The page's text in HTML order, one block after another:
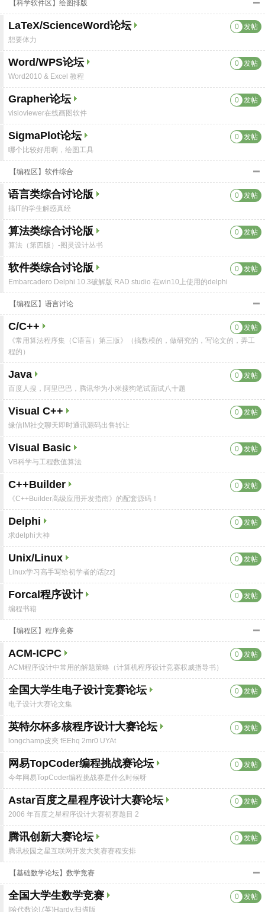
【科学软件区】绘图排版
LaTeX/ScienceWord论坛 发帖
0
想要体力
Word/WPS论坛 发帖
0
Word2010 & Excel 教程
Grapher论坛 发帖
0
visioviewer在线画图软件
SigmaPlot论坛 发帖
0
哪个比较好用啊，绘图工具
【编程区】软件综合
语言类综合讨论版 发帖
0
搞IT的学生解惑真经
算法类综合讨论版 发帖
0
算法（第四版）-图灵设计丛书
软件类综合讨论版 发帖
0
Embarcadero Delphi 10.3破解版 RAD studio 在win10上使用的delphi
【编程区】语言讨论
C/C++ 发帖
0
《常用算法程序集（C语言）第三版》（搞数模的，做研究的，写论文的，弄工
程的）
Java 发帖
0
百度人搜，阿里巴巴，腾讯华为小米搜狗笔试面试八十题
Visual C++ 发帖
0
缘信IM社交聊天即时通讯源码出售转让
Visual Basic 发帖
0
VB科学与工程数值算法
C++Builder 发帖
0
《C++Builder高级应用开发指南》的配套源码！
Delphi 发帖
0
求delphi大神
Unix/Linux 发帖
0
Linux学习高手写给初学者的话[zz]
Forcal程序设计 发帖
0
编程书籍
【编程区】程序竞赛
ACM-ICPC 发帖
0
ACM程序设计中常用的解题策略（计算机程序设计竞赛权威指导书）
全国大学生电子设计竞赛论坛 发帖
0
电子设计大赛论文集
英特尔杯多核程序设计大赛论坛 发帖
0
longchamp皮夾 fEEhq 2mr0 UYAt
网易TopCoder编程挑战赛论坛 发帖
0
今年网易TopCoder编程挑战赛是什么时候呀
Astar百度之星程序设计大赛论坛 发帖
0
2006 年百度之星程序设计大赛初赛题目 2
腾讯创新大赛论坛 发帖
0
腾讯校园之星互联网开发大奖赛赛程安排
【基础数学论坛】数学竞赛
全国大学生数学竞赛 发帖
0
[哈代数论].(英)Hardy.扫描版